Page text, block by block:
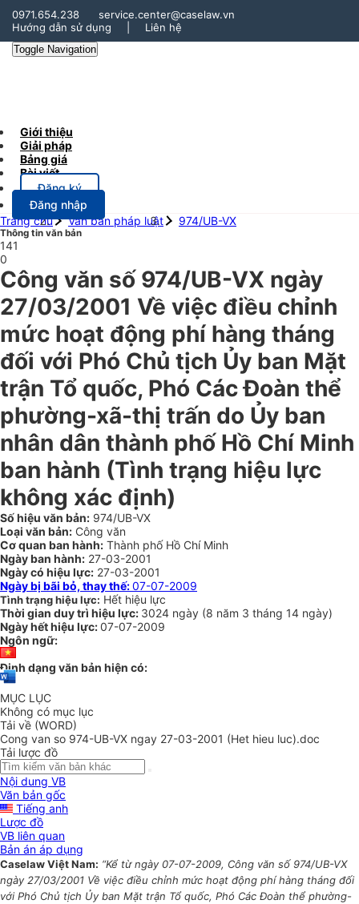
0971.654.238
service.center@caselaw.vn
Hướng dẫn sử dụng
Liên hệ
Toggle Navigation
Giới thiệu
Giải pháp
Bảng giá
Bài viết
Đăng ký
Đăng nhập
Trang chủ
Văn bản pháp luật 974/UB-VX
Thông tin văn bản
141
0
Công văn số 974/UB-VX ngày
27/03/2001 Về việc điều chỉnh
mức hoạt động phí hàng tháng
đối với Phó Chủ tịch Ủy ban Mặt
trận Tổ quốc, Phó Các Đoàn thể
phường-xã-thị trấn do Ủy ban
nhân dân thành phố Hồ Chí Minh
ban hành (Tình trạng hiệu lực
không xác định)
Số hiệu văn bản: 974/UB-VX
Loại văn bản: Công văn
Cơ quan ban hành: Thành phố Hồ Chí Minh
Ngày ban hành: 27-03-2001
Ngày có hiệu lực: 27-03-2001
Ngày bị bãi bỏ, thay thế:07-07-2009
Tình trạng hiệu lực: Hết hiệu lực
Thời gian duy trì hiệu lực: 3024 ngày (8 năm 3 tháng 14 ngày)
Ngày hết hiệu lực:07-07-2009
Ngôn ngữ:
Định dạng văn bản hiện có:
MỤC LỤC
Không có mục lục
Tải về (WORD)
Cong van so 974-UB-VX ngay 27-03-2001 (Het hieu luc).doc
Tải lược đồ
Nội dung VB
Văn bản gốc
Tiếng anh
Lược đồ
VB liên quan
Bản án áp dụng
Caselaw Việt Nam: “Kể từ ngày 07-07-2009, Công văn số 974/UB-VX
ngày 27/03/2001 Về việc điều chỉnh mức hoạt động phí hàng tháng đối
với Phó Chủ tịch Ủy ban Mặt trận Tổ quốc, Phó Các Đoàn thể phường-